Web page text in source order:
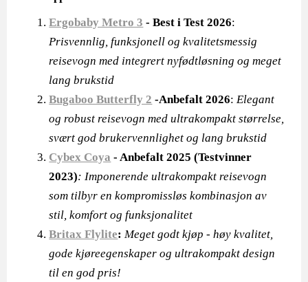
Ergobaby Metro 3 - Best i Test 2026:
Prisvennlig, funksjonell og kvalitetsmessig
reisevogn med integrert nyfødtløsning og meget
lang brukstid
Bugaboo Butterfly 2 -Anbefalt 2026:Elegant
og robust reisevogn med ultrakompakt størrelse,
svært god brukervennlighet og lang brukstid
Cybex Coya - Anbefalt 2025 (Testvinner
2023): Imponerende ultrakompakt reisevogn
som tilbyr en kompromissløs kombinasjon av
stil, komfort og funksjonalitet
Britax Flylite: Meget godt kjøp - høy kvalitet,
gode kjøreegenskaper og ultrakompakt design
til en god pris!